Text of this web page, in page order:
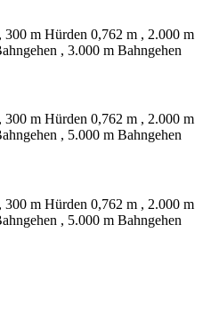
m Hürden 0,762 m , 2.000 m
, 3.000 m Bahngehen
m Hürden 0,762 m , 2.000 m
, 5.000 m Bahngehen
m Hürden 0,762 m , 2.000 m
, 5.000 m Bahngehen